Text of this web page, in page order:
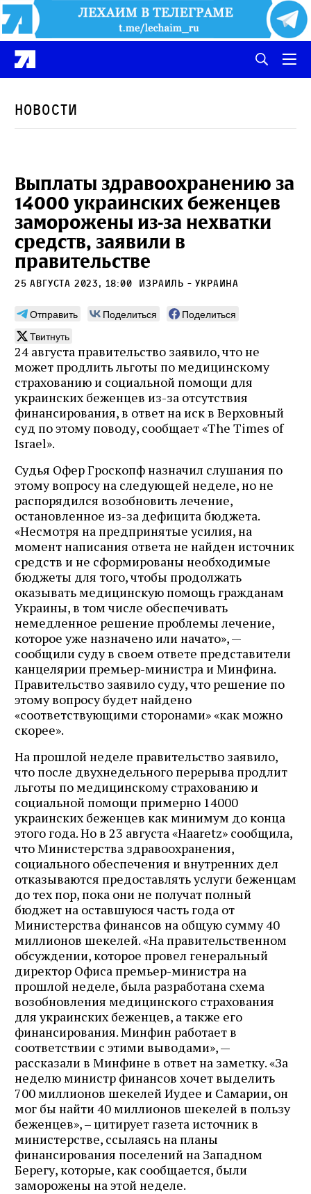
Новости
Выплаты здравоохранению за
14000 украинских беженцев
заморожены из-за нехватки
средств, заявили в
правительстве
25 августа 2023, 18:00 Израиль - Украина
Отправить Поделиться
Поделиться
Твитнуть
24 августа правительство заявило, что не
может продлить льготы по медицинскому
страхованию и социальной помощи для
украинских беженцев из-за отсутствия
финансирования, в ответ на иск в Верховный
суд по этому поводу, сообщает «The Times of
Israel».
Судья Офер Гроскопф назначил слушания по
этому вопросу на следующей неделе, но не
распорядился возобновить лечение,
остановленное из-за дефицита бюджета.
«Несмотря на предпринятые усилия, на
момент написания ответа не найден источник
средств и не сформированы необходимые
бюджеты для того, чтобы продолжать
оказывать медицинскую помощь гражданам
Украины, в том числе обеспечивать
немедленное решение проблемы лечение,
которое уже назначено или начато», —
сообщили суду в своем ответе представители
канцелярии премьер-министра и Минфина.
Правительство заявило суду, что решение по
этому вопросу будет найдено
«соответствующими сторонами» «как можно
скорее».
На прошлой неделе правительство заявило,
что после двухнедельного перерыва продлит
льготы по медицинскому страхованию и
социальной помощи примерно 14000
украинских беженцев как минимум до конца
этого года. Но в 23 августа «Haaretz» сообщила,
что Министерства здравоохранения,
социального обеспечения и внутренних дел
отказываются предоставлять услуги беженцам
до тех пор, пока они не получат полный
бюджет на оставшуюся часть года от
Министерства финансов на общую сумму 40
миллионов шекелей. «На правительственном
обсуждении, которое провел генеральный
директор Офиса премьер-министра на
прошлой неделе, была разработана схема
возобновления медицинского страхования
для украинских беженцев, а также его
финансирования. Минфин работает в
соответствии с этими выводами», —
рассказали в Минфине в ответ на заметку. «За
неделю министр финансов хочет выделить
700 миллионов шекелей Иудее и Самарии, он
мог бы найти 40 миллионов шекелей в пользу
беженцев», – цитирует газета источник в
министерстве, ссылаясь на планы
финансирования поселений на Западном
Берегу, которые, как сообщается, были
заморожены на этой неделе.